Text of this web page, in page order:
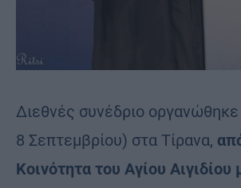
Διεθνές συνέδριο
8 Σεπτεμβρίου) στα Τίρανα,
Κοινότητα του Αγίου Αιγιδίου